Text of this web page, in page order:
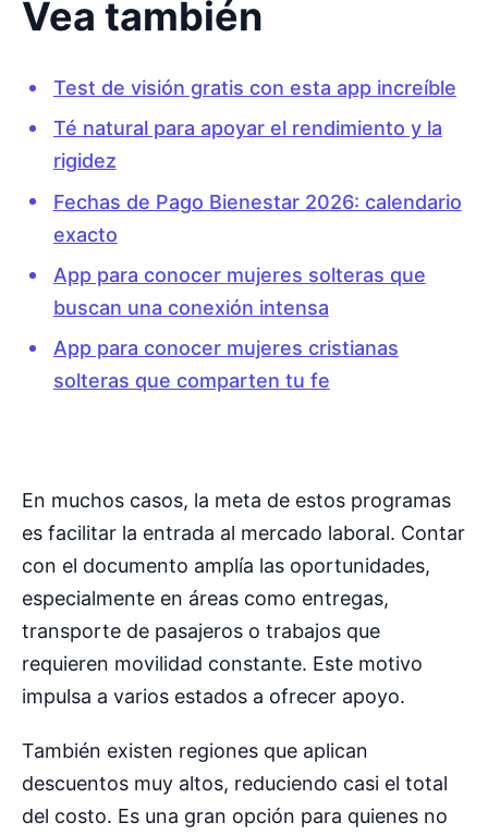
Vea también
Test de visión gratis con esta app increíble
Té natural para apoyar el rendimiento y la
rigidez
Fechas de Pago Bienestar 2026: calendario
exacto
App para conocer mujeres solteras que
buscan una conexión intensa
App para conocer mujeres cristianas
solteras que comparten tu fe
En muchos casos, la meta de estos programas
es facilitar la entrada al mercado laboral. Contar
con el documento amplía las oportunidades,
especialmente en áreas como entregas,
transporte de pasajeros o trabajos que
requieren movilidad constante. Este motivo
impulsa a varios estados a ofrecer apoyo.
También existen regiones que aplican
descuentos muy altos, reduciendo casi el total
del costo. Es una gran opción para quienes no